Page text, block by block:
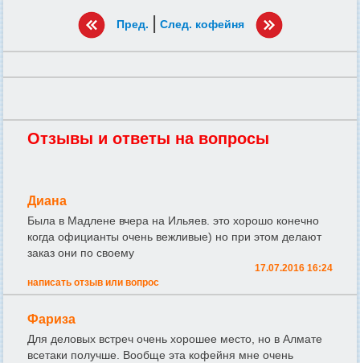
Пред. | След. кофейня
Отзывы и ответы на вопросы
Диана
Была в Мадлене вчера на Ильяев. это хорошо конечно
когда официанты очень вежливые) но при этом делают
заказ они по своему
17.07.2016 16:24
написать отзыв или вопрос
Фариза
Для деловых встреч очень хорошее место, но в Алмате
всетаки получше. Вообще эта кофейня мне очень